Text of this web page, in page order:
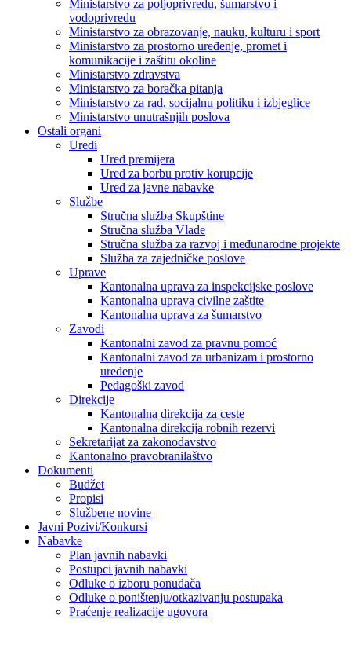
Ministarstvo za poljoprivredu, šumarstvo i
vodoprivredu
Ministarstvo za obrazovanje, nauku, kulturu i sport
Ministarstvo za prostorno uređenje, promet i
komunikacije i zaštitu okoline
Ministarstvo zdravstva
Ministarstvo za boračka pitanja
Ministarstvo za rad, socijalnu politiku i izbjeglice
Ministarstvo unutrašnjih poslova
Ostali organi
Uredi
Ured premijera
Ured za borbu protiv korupcije
Ured za javne nabavke
Službe
Stručna služba Skupštine
Stručna služba Vlade
Stručna služba za razvoj i međunarodne projekte
Služba za zajedničke poslove
Uprave
Kantonalna uprava za inspekcijske poslove
Kantonalna uprava civilne zaštite
Kantonalna uprava za šumarstvo
Zavodi
Kantonalni zavod za pravnu pomoć
Kantonalni zavod za urbanizam i prostorno
uređenje
Pedagoški zavod
Direkcije
Kantonalna direkcija za ceste
Kantonalna direkcija robnih rezervi
Sekretarijat za zakonodavstvo
Kantonalno pravobranilaštvo
Dokumenti
Budžet
Propisi
Službene novine
Javni Pozivi/Konkursi
Nabavke
Plan javnih nabavki
Postupci javnih nabavki
Odluke o izboru ponuđača
Odluke o poništenju/otkazivanju postupaka
Praćenje realizacije ugovora